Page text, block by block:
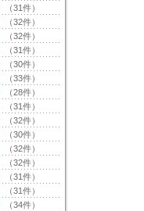
（31件）
（32件）
（32件）
（31件）
（30件）
（33件）
（28件）
（31件）
（32件）
（30件）
（32件）
（32件）
（31件）
（31件）
（34件）